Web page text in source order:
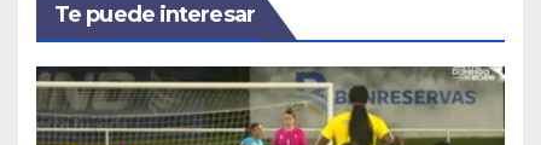
Te puede interesar